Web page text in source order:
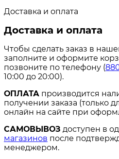
Доставка и оплата
Доставка и оплата
Чтобы сделать заказ в
заполните и оформите
позвоните по телефону (
10:00 до 20:00).
ОПЛАТА производится
получении заказа (только
онлайн на сайте при
САМОВЫВОЗ доступен в
магазинов после
менеджером.